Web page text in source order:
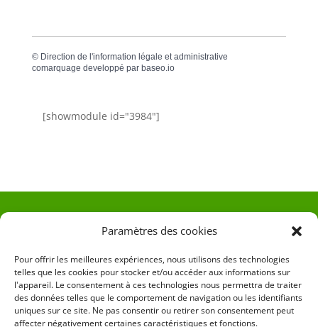
Paramètres des cookies
Pour offrir les meilleures expériences, nous utilisons des technologies
telles que les cookies pour stocker et/ou accéder aux informations sur
l'appareil. Le consentement à ces technologies nous permettra de traiter
des données telles que le comportement de navigation ou les identifiants
uniques sur ce site. Ne pas consentir ou retirer son consentement peut
affecter négativement certaines caractéristiques et fonctions.
© Direction de l'information légale et administrative
comarquage developpé par baseo.io
[showmodule id="3984"]
Tél : 04 95 48 81 71
Mail :mairie-focicchia@orange.fr
Adresse :Hôtel de ville de Focicchia
Le village